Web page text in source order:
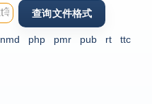
nmd php pmr pub rt
ttc